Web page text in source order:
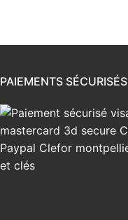
PAIEMENTS SÉCURISÉS